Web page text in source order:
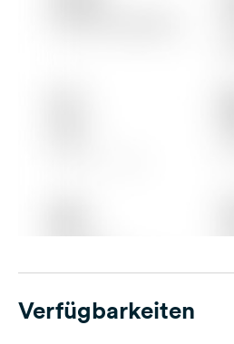
Verfügbarkeiten